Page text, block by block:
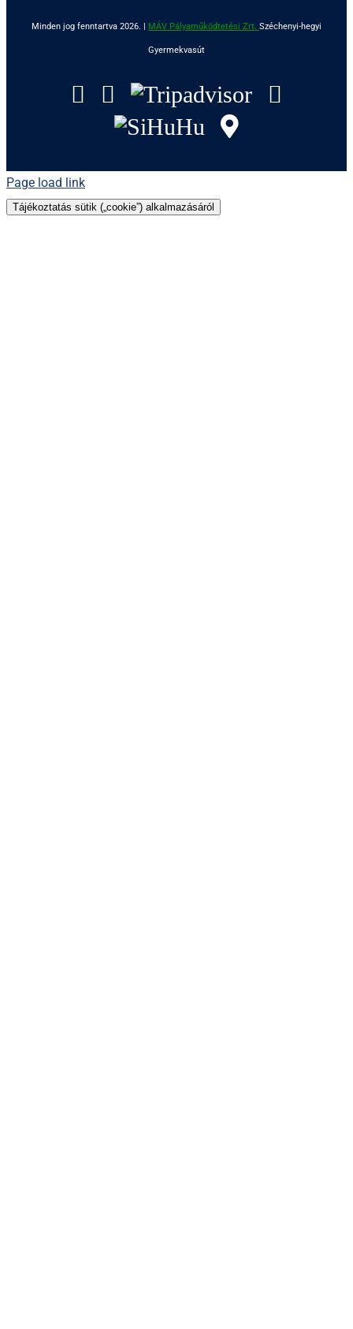
Minden jog fenntartva 2026. | MÁV Pályaműködtetési Zrt. Széchenyi-hegyi
Gyermekvasút
Facebook
Instagram
Tripadvisor
SiHuHu
Page load link
Tájékoztatás sütik („cookie”) alkalmazásáról